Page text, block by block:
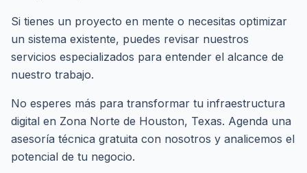
Si tienes un proyecto en mente o necesitas optimizar
un sistema existente, puedes revisar nuestros
servicios especializados para entender el alcance de
nuestro trabajo.
No esperes más para transformar tu infraestructura
digital en Zona Norte de Houston, Texas. Agenda una
asesoría técnica gratuita con nosotros y analicemos el
potencial de tu negocio.